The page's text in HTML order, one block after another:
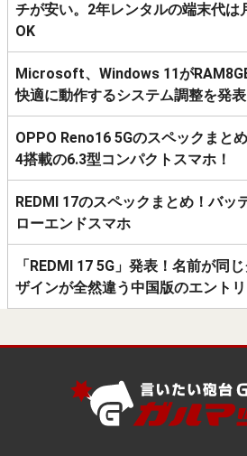
チが安い。2年レンタルの端末代は
OK
Microsoft、Windows 11が
快適に動作するシステム調整を発表
OPPO Reno16 5Gのスペックまと
4搭載の6.3型コンパクトスマホ！
REDMI 17のスペックまとめ！バッ
ローエンドスマホ
「REDMI 17 5G」発表！名前が同
ザインが全然違う中国版のエント